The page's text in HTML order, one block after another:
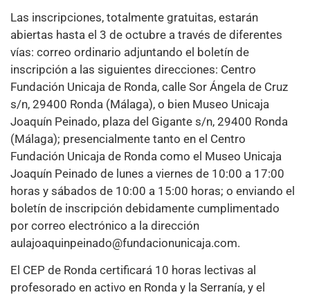
Las inscripciones, totalmente gratuitas, estarán
abiertas hasta el 3 de octubre a través de diferentes
vías: correo ordinario adjuntando el boletín de
inscripción a las siguientes direcciones: Centro
Fundación Unicaja de Ronda, calle Sor Ángela de Cruz
s/n, 29400 Ronda (Málaga), o bien Museo Unicaja
Joaquín Peinado, plaza del Gigante s/n, 29400 Ronda
(Málaga); presencialmente tanto en el Centro
Fundación Unicaja de Ronda como el Museo Unicaja
Joaquín Peinado de lunes a viernes de 10:00 a 17:00
horas y sábados de 10:00 a 15:00 horas; o enviando el
boletín de inscripción debidamente cumplimentado
por correo electrónico a la dirección
aulajoaquinpeinado@fundacionunicaja.com.
El CEP de Ronda certificará 10 horas lectivas al
profesorado en activo en Ronda y la Serranía, y el